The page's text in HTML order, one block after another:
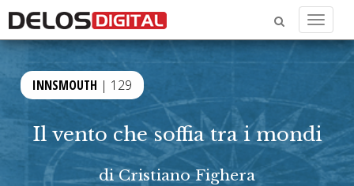
Menu
INNSMOUTH | 129
Il vento che soffia tra i mondi
diCristiano Fighera